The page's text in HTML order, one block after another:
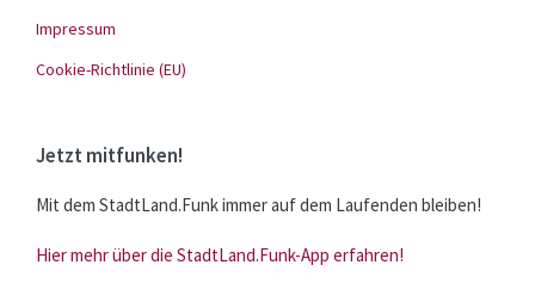
Impressum
Cookie-Richtlinie (EU)
Jetzt mitfunken!
Mit dem StadtLand.Funk immer auf dem Laufenden bleiben!
Hier mehr über die StadtLand.Funk-App erfahren!